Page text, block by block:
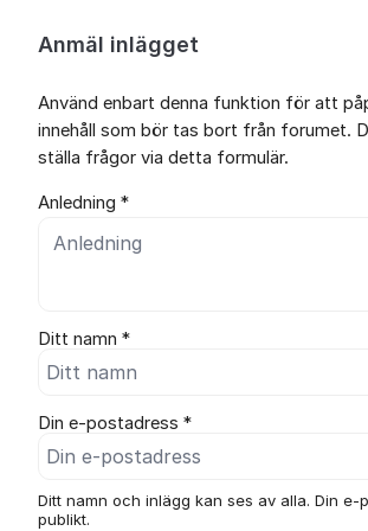
Anmäl inlägget
Använd enbart denna funktion för att
innehåll som bör tas bort från forumet.
ställa frågor via detta formulär.
Anledning *
Ditt namn *
Din e-postadress *
Ditt namn och inlägg kan ses av alla. Din e-
publikt.